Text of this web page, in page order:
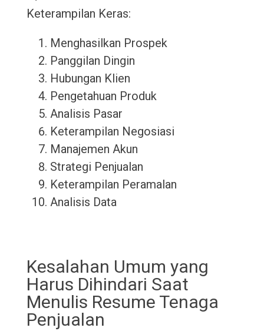
Keterampilan Keras:
Menghasilkan Prospek
Panggilan Dingin
Hubungan Klien
Pengetahuan Produk
Analisis Pasar
Keterampilan Negosiasi
Manajemen Akun
Strategi Penjualan
Keterampilan Peramalan
Analisis Data
Kesalahan Umum yang
Harus Dihindari Saat
Menulis Resume Tenaga
Penjualan